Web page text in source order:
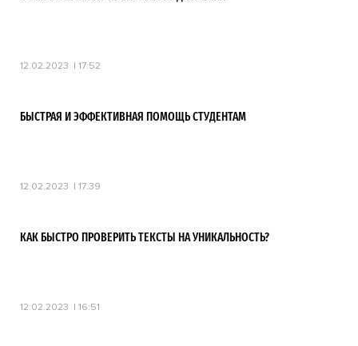
12.02.2023 17:52
БЫСТРАЯ И ЭФФЕКТИВНАЯ ПОМОЩЬ СТУДЕНТАМ
12.02.2023 17:39
КАК БЫСТРО ПРОВЕРИТЬ ТЕКСТЫ НА УНИКАЛЬНОСТЬ?
12.02.2023 16:51